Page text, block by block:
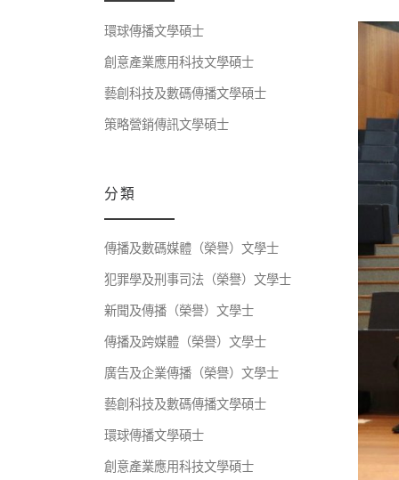
環球傳播文學碩士
創意產業應用科技文學碩士
藝創科技及數碼傳播文學碩士
策略營銷傳訊文學碩士
分類
傳播及數碼媒體（榮譽）文學士
犯罪學及刑事司法（榮譽）文學士
新聞及傳播（榮譽）文學士
傳播及跨媒體（榮譽）文學士
廣告及企業傳播（榮譽）文學士
藝創科技及數碼傳播文學碩士
環球傳播文學碩士
創意產業應用科技文學碩士